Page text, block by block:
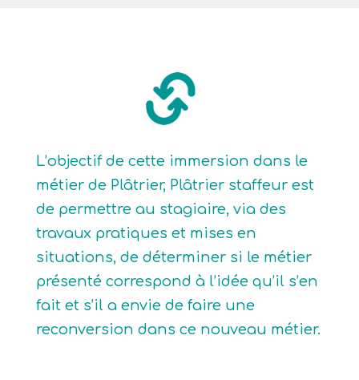
L’objectif de cette immersion dans le
métier de Plâtrier, Plâtrier staffeur est
de permettre au stagiaire, via des
travaux pratiques et mises en
situations, de déterminer si le métier
présenté correspond à l’idée qu’il s’en
fait et s’il a envie de faire une
reconversion dans ce nouveau métier.